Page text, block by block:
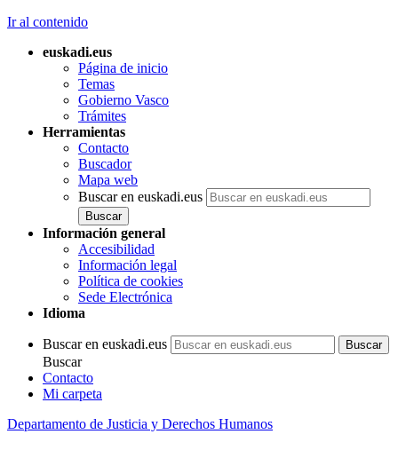
Ir al contenido
euskadi.eus
Página de inicio
Temas
Gobierno Vasco
Trámites
Herramientas
Contacto
Buscador
Mapa web
Buscar en euskadi.eus
Información general
Accesibilidad
Información legal
Política de cookies
Sede Electrónica
Idioma
Buscar en euskadi.eus
Buscar
Contacto
Mi carpeta
Departamento de Justicia y Derechos Humanos